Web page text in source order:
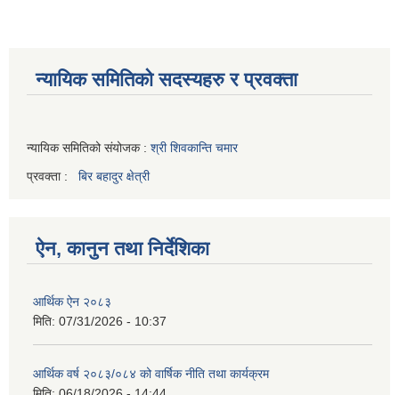
न्यायिक समितिको सदस्यहरु र प्रवक्ता
न्यायिक समितिको संयोजक : श्री शिवकान्ति चमार
प्रवक्ता : बिर बहादुर क्षेत्री
ऐन, कानुन तथा निर्देशिका
आर्थिक ऐन २०८३
मिति: 07/31/2026 - 10:37
आर्थिक वर्ष २०८३/०८४ को वार्षिक नीति तथा कार्यक्रम